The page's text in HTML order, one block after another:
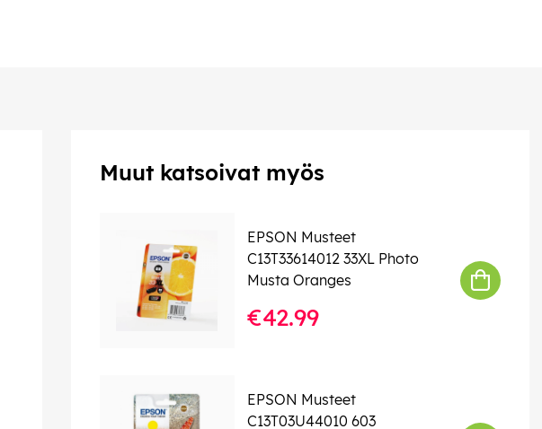
Muut katsoivat myös
EPSON Musteet
C13T33614012 33XL Photo
Musta Oranges
€42.99
EPSON Musteet
C13T03U44010 603